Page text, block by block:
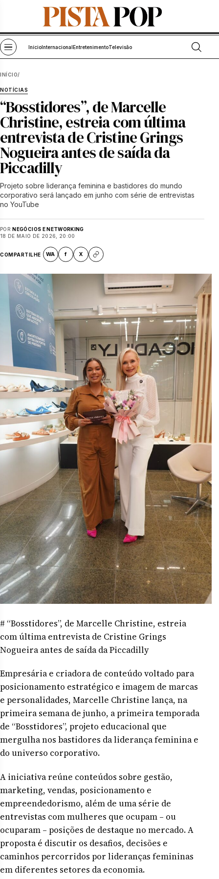
Pular para o conteúdo
Abrir menu
Início Internacional EntretenimentoTelevisão Abrir
INÍCIO/
NOTÍCIAS
“Bosstidores”, de Marcelle
Christine, estreia com última
entrevista de Cristine Grings
Nogueira antes de saída da
Piccadilly
Projeto sobre liderança feminina e bastidores do mundo
corporativo será lançado em junho com série de entrevistas
no YouTube
POR NEGÓCIOS E NETWORKING
18 DE MAIO DE 2026, 20:00
COMPARTILHE WA f X
# “Bosstidores”, de Marcelle Christine, estreia
com última entrevista de Cristine Grings
Nogueira antes de saída da Piccadilly
Empresária e criadora de conteúdo voltado para
posicionamento estratégico e imagem de marcas
e personalidades, Marcelle Christine lança, na
primeira semana de junho, a primeira temporada
de “Bosstidores”, projeto educacional que
mergulha nos bastidores da liderança feminina e
do universo corporativo.
A iniciativa reúne conteúdos sobre gestão,
marketing, vendas, posicionamento e
empreendedorismo, além de uma série de
entrevistas com mulheres que ocupam – ou
ocuparam – posições de destaque no mercado. A
proposta é discutir os desafios, decisões e
caminhos percorridos por lideranças femininas
em diferentes setores da economia.